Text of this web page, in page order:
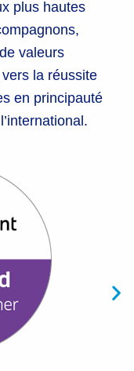
plus hautes
valeurs
la réussite
en principauté